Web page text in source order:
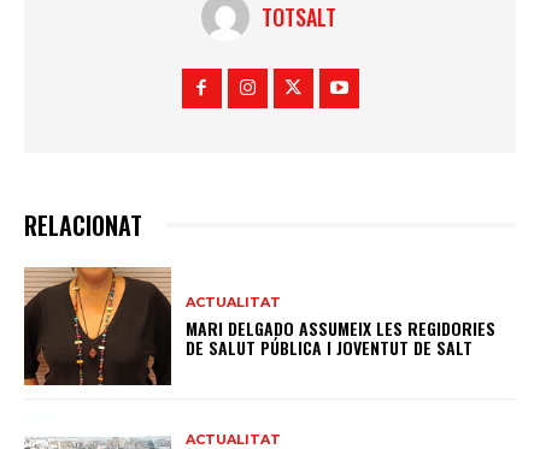
TOTSALT
RELACIONAT
ACTUALITAT
MARI DELGADO ASSUMEIX LES REGIDORIES
DE SALUT PÚBLICA I JOVENTUT DE SALT
ACTUALITAT